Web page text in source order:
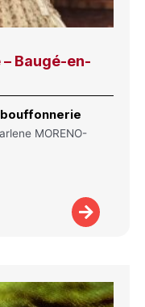
– Baugé-en-
MORENO-